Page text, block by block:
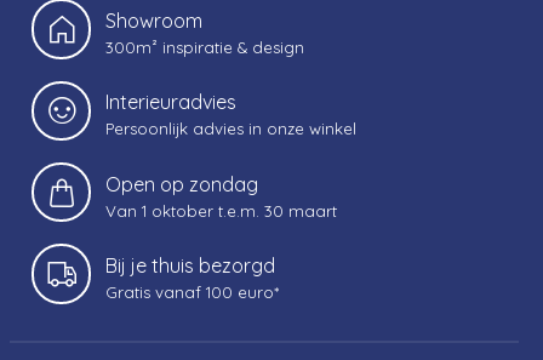
Showroom
300m² inspiratie & design
Interieuradvies
Persoonlijk advies in onze winkel
Open op zondag
Van 1 oktober t.e.m. 30 maart
Bij je thuis bezorgd
Gratis vanaf 100 euro*